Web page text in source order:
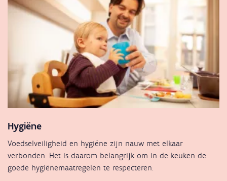
Hygiëne
Voedselveiligheid en hygiëne zijn nauw met elkaar
verbonden. Het is daarom belangrijk om in de keuken de
goede hygiënemaatregelen te respecteren.